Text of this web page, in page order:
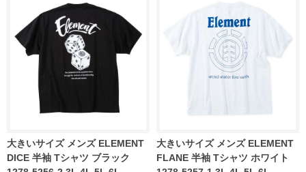
大きいサイズ メンズ ELEMENT
DICE 半袖 Tシャツ ブラック
大きいサイズ メンズ ELEMENT
FLANE 半袖 Tシャツ ホワイト